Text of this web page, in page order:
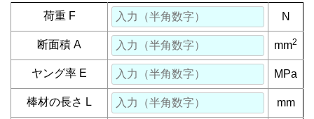
荷重 F N
断面積 A mm2
ヤング率 E MPa
棒材の長さ L mm